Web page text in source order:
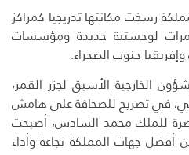
رسخت مكانتها تدريجيا كمراكز
لوجستية جديدة ومؤسسات
جنوب الصحراء.
الخارجية الأسبق لجزر القمر،
في تصريح للصحافة على هامش
للملك محمد السادس، أصبحت
أفضل جهات المملكة نجاعة وأداء